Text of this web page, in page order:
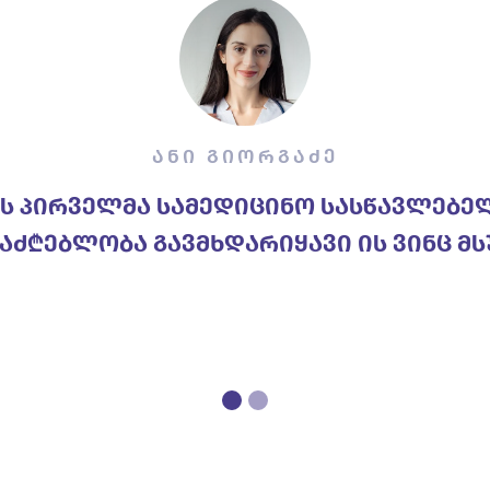
თეა ასათიანი
ექიმი გავმხდარიყავი,
მადლობა ჩვენს კოლეჯს